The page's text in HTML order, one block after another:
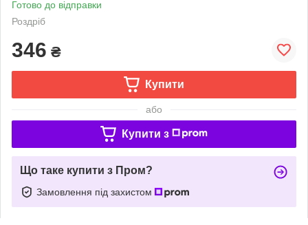
Готово до відправки
Роздріб
346 ₴
Купити
або
Купити з
Що таке купити з Пром?
Замовлення під захистом